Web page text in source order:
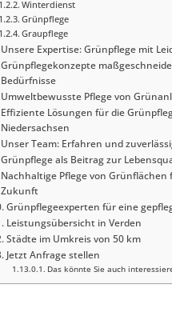
Winterdienst
Grünpflege
Graupflege
Unsere Expertise: Grünpflege mit
Grünpflegekonzepte
Bedürfnisse
Umweltbewusste Pflege von
Effiziente Lösungen für die
Niedersachsen
Unser Team: Erfahren und
Grünpflege als Beitrag zur
Nachhaltige Pflege von
Zukunft
Grünpflegeexperten für eine
Leistungsübersicht in Verden
Städte im Umkreis von 50 km
Jetzt Anfrage stellen
Das könnte Sie auch